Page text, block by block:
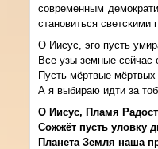
современным
становиться светскими
О Иисус, эго пусть
Все узы земные сейчас
Пусть мёртвые мёртвых
А я выбираю идти за
О Иисус, Пламя
Сожжёт пусть уловку
Планета Земля наша